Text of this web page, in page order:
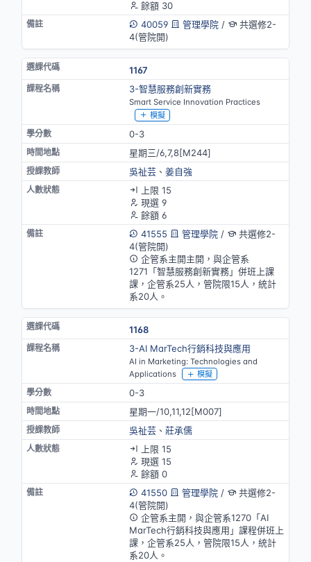
餘額 30
40059
管理學院/
共選修2-
4(管院開)
1167
3-智慧服務創新實務
Smart Service Innovation Practices
模擬
0-3
星期三/6,7,8[M244]
吳祉芸、 姜自強
上限 15
現選 9
餘額 6
41555
管理學院/
共選修2-
4(管院開)
企管系主開主開，與企管系
1271「智慧服務創新實務」併班上課
課，企管系25人，管院限15人，統計
系20人。
1168
3-AI MarTech行銷科技與應用
AI in Marketing: Technologies and
Applications
模擬
0-3
星期一/10,11,12[M007]
吳祉芸、 莊承儒
上限 15
現選 15
餘額 0
41550
管理學院/
共選修2-
4(管院開)
企管系主開，與企管系1270「AI
MarTech行銷科技與應用」課程併班上
課，企管系25人，管院限15人，統計
系20人。